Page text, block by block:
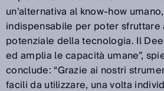
un’alternativa al know-how
indispensabile per poter
potenziale della tecnologia. Il
ed amplia le capacità umane”,
conclude: “Grazie ai nostri
facili da utilizzare, una volta